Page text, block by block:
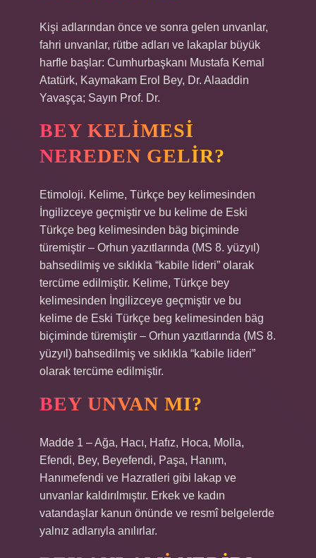
Kişi adlarından önce ve sonra gelen unvanlar,
fahri unvanlar, rütbe adları ve lakaplar büyük
harfle başlar: Cumhurbaşkanı Mustafa Kemal
Atatürk, Kaymakam Erol Bey, Dr. Alaaddin
Yavaşça; Sayın Prof. Dr.
BEY KELIMESI
NEREDEN GELIR?
Etimoloji. Kelime, Türkçe bey kelimesinden
İngilizceye geçmiştir ve bu kelime de Eski
Türkçe beg kelimesinden bäg biçiminde
türemiştir – Orhun yazıtlarında (MS 8. yüzyıl)
bahsedilmiş ve sıklıkla “kabile lideri” olarak
tercüme edilmiştir. Kelime, Türkçe bey
kelimesinden İngilizceye geçmiştir ve bu
kelime de Eski Türkçe beg kelimesinden bäg
biçiminde türemiştir – Orhun yazıtlarında (MS 8.
yüzyıl) bahsedilmiş ve sıklıkla “kabile lideri”
olarak tercüme edilmiştir.
BEY UNVAN MI?
Madde 1 – Ağa, Hacı, Hafız, Hoca, Molla,
Efendi, Bey, Beyefendi, Paşa, Hanım,
Hanımefendi ve Hazratleri gibi lakap ve
unvanlar kaldırılmıştır. Erkek ve kadın
vatandaşlar kanun önünde ve resmî belgelerde
yalnız adlarıyla anılırlar.